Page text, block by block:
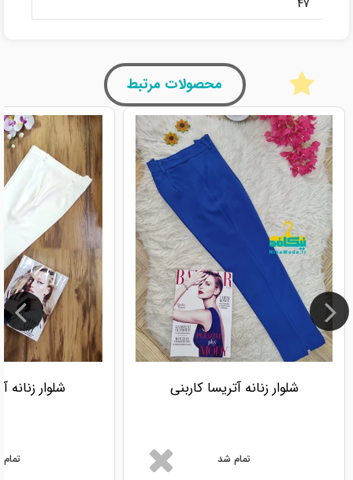
47
محصولات مرتبط
شلوار زنانه آتریسا کاربنی
تمام شد
شلوار زنانه